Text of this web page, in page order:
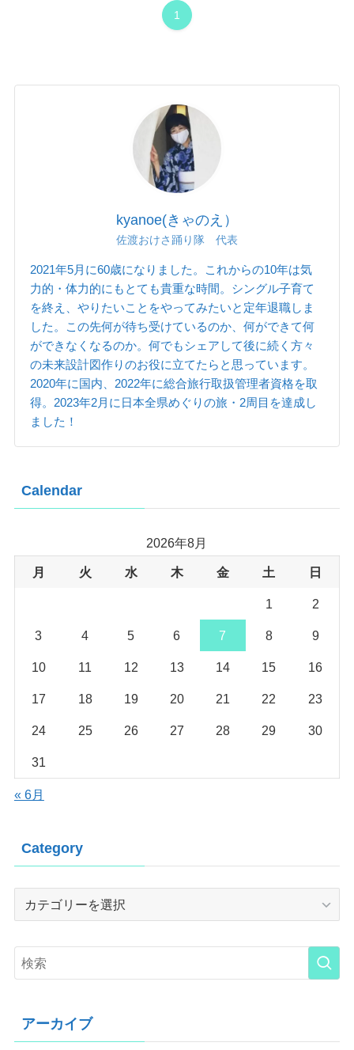
1
kyanoe(きゃのえ）
佐渡おけさ踊り隊 代表
2021年5月に60歳になりました。これからの10年は気
力的・体力的にもとても貴重な時間。シングル子育て
を終え、やりたいことをやってみたいと定年退職しま
した。この先何が待ち受けているのか、何ができて何
ができなくなるのか。何でもシェアして後に続く方々
の未来設計図作りのお役に立てたらと思っています。
2020年に国内、2022年に総合旅行取扱管理者資格を取
得。2023年2月に日本全県めぐりの旅・2周目を達成し
ました！
Calendar
2026年8月
月 火 水 木 金 土 日
1 2
3 4 5 6 7 8 9
10 11 12 13 14 15 16
17 18 19 20 21 22 23
24 25 26 27 28 29 30
31
« 6月
Category
Category
アーカイブ